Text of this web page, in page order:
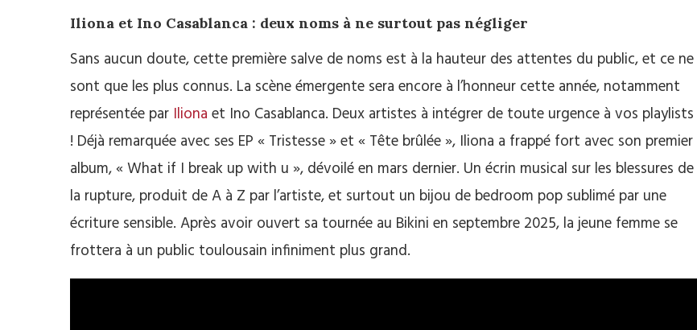
Iliona et Ino Casablanca : deux noms à ne surtout pas négliger
Sans aucun doute, cette première salve de noms est à la hauteur des attentes du public, et ce ne
sont que les plus connus. La scène émergente sera encore à l’honneur cette année, notamment
représentée par Iliona et Ino Casablanca. Deux artistes à intégrer de toute urgence à vos playlists
! Déjà remarquée avec ses EP « Tristesse » et « Tête brûlée », Iliona a frappé fort avec son premier
album, « What if I break up with u », dévoilé en mars dernier. Un écrin musical sur les blessures de
la rupture, produit de A à Z par l’artiste, et surtout un bijou de bedroom pop sublimé par une
écriture sensible. Après avoir ouvert sa tournée au Bikini en septembre 2025, la jeune femme se
frottera à un public toulousain infiniment plus grand.